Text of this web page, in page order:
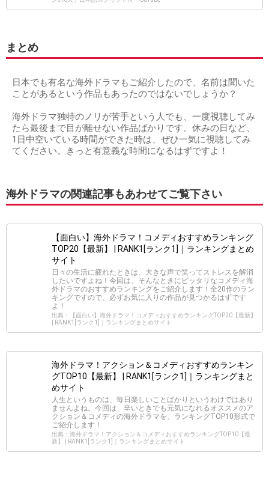
まとめ
日本でも有名な海外ドラマもご紹介したので、名前は聞いた
ことがあるという作品もあったのではないでしょうか？
海外ドラマ独特のノリが苦手という人でも、一度視聴してみ
たら最後まで目が離せない作品ばかりです。休みの日など、
1日中空いている時間ができた時は、ぜひ一気に視聴してみ
てください。きっと有意義な時間になるはずですよ！
海外ドラマの関連記事もあわせてご覧下さい
【面白い】海外ドラマ！コメディおすすめランキング
TOP20【最新】 | RANK1[ランク1]｜ランキングまとめ
サイト
日々の生活に疲れたときは、大きな声で笑ってストレスを解消
したいですよね！今回は、そんなときにピッタリなコメディ海
外ドラマのおすすめランキングをご紹介します！全20作のラン
キングですので、必ずお気に入りの作品が見つかるはずです
よ！
出典：【面白い】海外ドラマ！コメディおすすめランキングTOP20【最新】
| RANK1[ランク1]｜ランキングまとめサイト
海外ドラマ！アクション＆コメディおすすめランキン
グTOP10【最新】 | RANK1[ランク1]｜ランキングまと
めサイト
人生というものは、毎日楽しいことばかりというわけではあり
ませんよね。今回は、辛いときでも元気になれるオススメのア
クション＆コメディの海外ドラマを、ランキングTOP10形式で
ご紹介します！
出典：海外ドラマ！アクション＆コメディおすすめランキングTOP10【最
新】 | RANK1[ランク1]｜ランキングまとめサイト